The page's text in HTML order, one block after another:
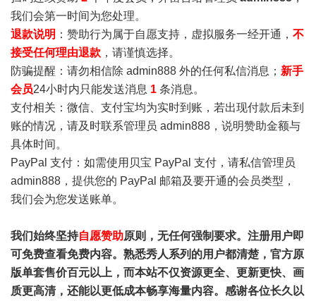
我们会第一时间为您处理。
退款说明 ：赞助行为属于自愿支持，虚拟服务一经开通， 不
接受任何理由退款 ，请谨慎选择。
防骗提醒：请勿相信除 admin888 外的任何私信消息； 新手
会员24小时内只能发送消息 1 条消息。
支付相关：微信、支付宝均为实时到账，若出现付款后未到
账的情况，请及时联系管理员 admin888，说明赞助金额与
具体时间。
PayPal 支付：如需使用贝宝 PayPal 支付，请私信管理员
admin888，提供您的 PayPal 邮箱及要开通的会员类型，
我们会为您发送账单。
我们始终坚持自愿赞助原则，无任何强制要求。注册用户即
可免费查看免费内容。熟悉秀人系列的用户都清楚，官方原
版单套售价百元以上，而本站不仅资源更全、更新更快、画
质更高清，还能以更低成本畅享海量内容。感谢各位长久以